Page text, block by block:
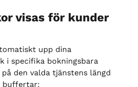
visas för kunder
upp dina
i specifika bokningsbara
den valda tjänstens längd
buffertar: